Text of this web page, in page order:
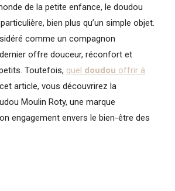
de la petite enfance, le doudou
bien plus qu’un simple objet.
comme un compagnon
offre douceur, réconfort et
Toutefois, quel doudou offrir à
article, vous découvrirez la
Moulin Roty, une marque
engagement envers le bien-être des